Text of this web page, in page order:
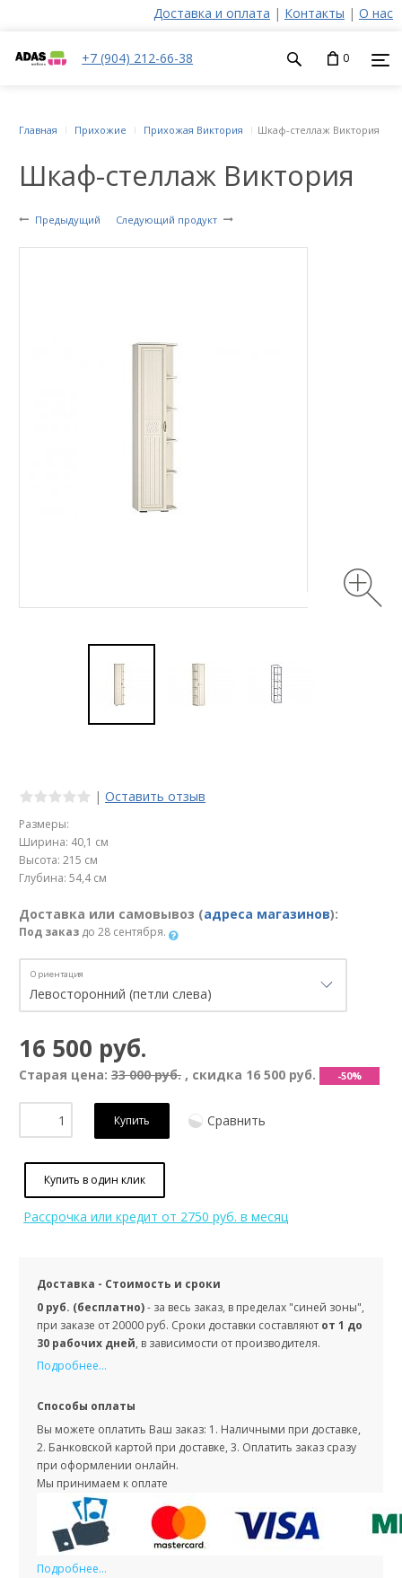
Доставка и оплата | Контакты | О нас
+7 (904) 212-66-38 0
Шкаф-стеллаж Виктория
Предыдущий Следующий продукт
Главная Прихожие Прихожая Виктория Шкаф-стеллаж Виктория
| Оставить отзыв
Размеры:
Ширина: 40,1 см
Высота: 215 см
Глубина: 54,4 см
Доставка или самовывоз (адреса магазинов):
Под заказ до 28 сентября.
Ориентация
16 500 руб.
Старая цена: 33 000 руб. , скидка 16 500 руб. -50%
Купить Сравнить
Купить в один клик
Рассрочка или кредит от 2750 руб. в месяц
Доставка - Стоимость и сроки
0 руб. (бесплатно)- за весь заказ, в пределах "синей зоны",
при заказе от 20000 руб. Сроки доставки составляют от 1 до
30 рабочих дней, в зависимости от производителя.
Подробнее...
Способы оплаты
Вы можете оплатить Ваш заказ: 1. Наличными при доставке,
2. Банковской картой при доставке, 3. Оплатить заказ сразу
при оформлении онлайн.
Мы принимаем к оплате
Подробнее...